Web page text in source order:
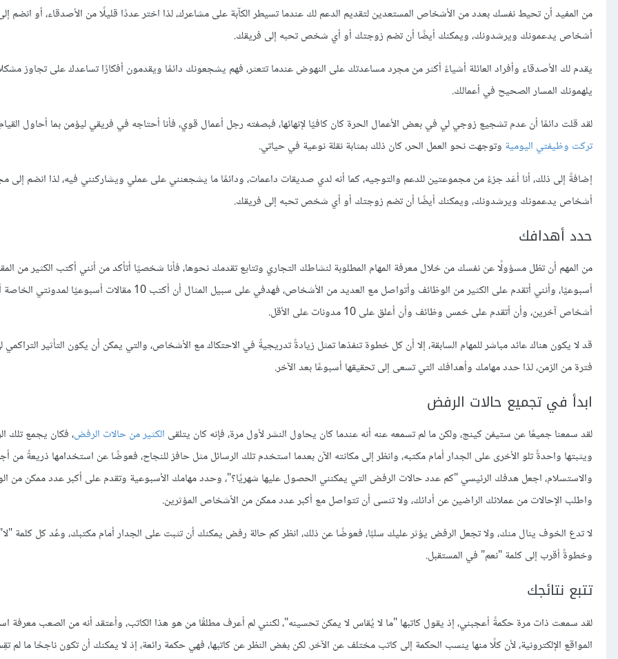
من المفيد أن تحيط نفسك بعدد من الأشخاص المستعدين لتقديم الدعم لك عندما تسيطر الكآبة على مشاعرك، لذا اختر عددًا قليلًا من الأصدقاء، أو انضم
أشخاص يدعمونك ويرشدونك، ويمكنك أيضًا أن تضم زوجتك أو أي شخص تحبه إلى فريقك.
يقدم لك الأصدقاء وأفراد العائلة أشياءً أكثر من مجرد مساعدتك على النهوض عندما تتعثر، فهم يشجعونك دائمًا ويقدمون أفكارًا تساعدك على تجاوز
يلهمونك المسار الصحيح في أعمالك.
لقد قلت دائمًا أن عدم تشجيع زوجي لي في بعض الأعمال الحرة كان كافيًا لإنهائها، فبصفته رجل أعمال قوي، فأنا أحتاجه في فريقي ليؤمن بما أحاول
تركت وظيفتي اليومية وتوجهت نحو العمل الحر، كان ذلك بمثابة نقلة نوعية في حياتي.
إضافةً إلى ذلك، أنا أعَد جزءً من مجموعتين للدعم والتوجيه، كما أنه لدي صديقات داعمات، ودائمًا ما يشجعنني على عملي ويشاركنني فيه، لذا انضم إلى
أشخاص يدعمونك ويرشدونك، ويمكنك أيضًا أن تضم زوجتك أو أي شخص تحبه إلى فريقك.
حدد أهدافك
من المهم أن تظل مسؤولًا عن نفسك من خلال معرفة المهام المطلوبة لنشاطك التجاري وتتابع تقدمك نحوها، فأنا شخصيًا أتأكد من أنني أكتب الكثير من
أسبوعيًا، وأنني أتقدم على الكثير من الوظائف وأتواصل مع العديد من الأشخاص، فهدفي على سبيل المثال أن أكتب 10
أشخاص آخرين، وأن أتقدم على خمس وظائف وأن أعلق على 10 مدونات على الأقل.
قد لا يكون هناك عائد مباشر للمهام السابقة، إلا أن كل خطوة تنفذها تمثل زيادةً تدريجيةً في الاحتكاك مع الأشخاص، والتي يمكن أن يكون التأثير التراكمي
فترة من الزمن، لذا حدد مهامك وأهدافك التي تسعى إلى تحقيقها أسبوعًا بعد الآخر.
ابدأ في تجميع حالات الرفض
لقد سمعنا جميعًا عن ستيفن كينج، ولكن ما لم تسمعه عنه أنه عندما كان يحاول النشر لأول مرة، فإنه كان يتلقى الكثير من حالات الرفض، فكان يجمع تلك
ويثبتها واحدةً تلو الأخرى على الجدار أمام مكتبه، وانظر إلى مكانته الآن بعدما استخدم تلك الرسائل مثل حافز للنجاح، فعوضًا عن استخدامها ذريعةً من
والاستسلام، اجعل هدفك الرئيسي "كم عدد حالات الرفض التي يمكنني الحصول عليها شهريًا؟"، وحدد مهامك الأسبوعية وتقدم على أكبر عدد ممكن من
واطلب الإحالات من عملائك الراضين عن أدائك، ولا تنسى أن تتواصل مع أكبر عدد ممكن من الأشخاص المؤثرين.
لا تدع الخوف ينال منك، ولا تجعل الرفض يؤثر عليك سلبًا، فعوضًا عن ذلك، انظر كم حالة رفض يمكنك أن تثبت على الجدار أمام مكتبك، وعُد كل كلمة
وخطوةً أقرب إلى كلمة "نعم" في المستقبل.
تتبع نتائجك
لقد سمعت ذات مرة حكمةً أعجبني، إذ يقول كاتبها "ما لا يُقاس لا يمكن تحسينه"، لكنني لم أعرف مطلقًا من هو هذا الكاتب، وأعتقد أنه من الصعب معرفة
المواقع الإلكترونية، لأن كلًا منها ينسب الحكمة إلى كاتب مختلف عن الآخر. لكن بغض النظر عن كاتبها، فهي حكمة رائعة، إذ لا يمكنك أن تكون ناجحًا ما لم